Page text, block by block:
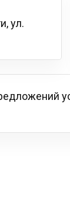
ул.